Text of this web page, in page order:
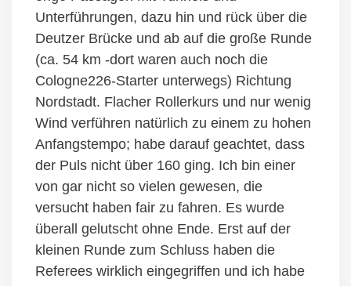
Unterführungen, dazu hin und rück über die
Deutzer Brücke und ab auf die große Runde
(ca. 54 km -dort waren auch noch die
Cologne226-Starter unterwegs) Richtung
Nordstadt. Flacher Rollerkurs und nur wenig
Wind verführen natürlich zu einem zu hohen
Anfangstempo; habe darauf geachtet, dass
der Puls nicht über 160 ging. Ich bin einer
von gar nicht so vielen gewesen, die
versucht haben fair zu fahren. Es wurde
überall gelutscht ohne Ende. Erst auf der
kleinen Runde zum Schluss haben die
Referees wirklich eingegriffen und ich habe